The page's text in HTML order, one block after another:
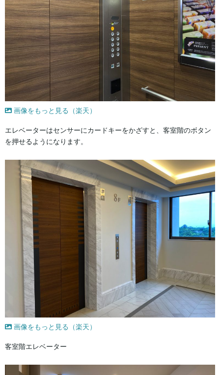
画像をもっと見る（楽天）
エレベーターはセンサーにカードキーをかざすと、客室階のボタン
を押せるようになります。
画像をもっと見る（楽天）
客室階エレベーター